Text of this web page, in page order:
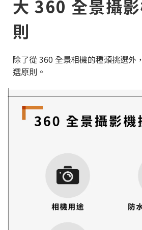
大 360 全景攝
則
除了從 360 全景相機的種類挑選外
選原則。